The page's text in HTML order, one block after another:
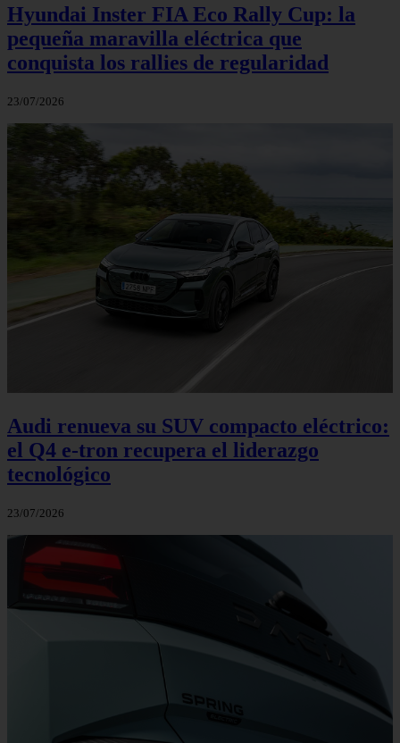
Hyundai Inster FIA Eco Rally Cup: la
pequeña maravilla eléctrica que
conquista los rallies de regularidad
23/07/2026
Audi renueva su SUV compacto eléctrico:
el Q4 e‑tron recupera el liderazgo
tecnológico
23/07/2026